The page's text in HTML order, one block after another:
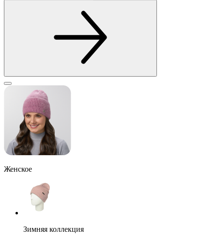
Женское
Зимняя коллекция